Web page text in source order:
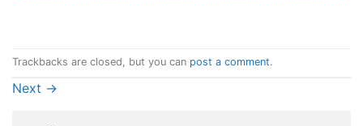
Trackbacks are closed, but you can post a comment.
Next →